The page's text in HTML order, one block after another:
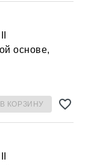
основе,
В КОРЗИНУ